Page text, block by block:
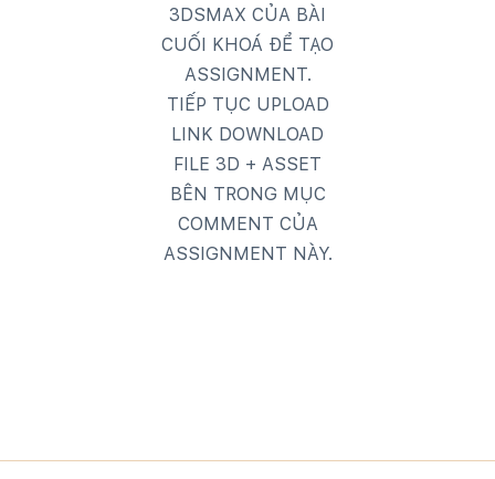
3DSMAX CỦA BÀI
CUỐI KHOÁ ĐỂ TẠO
ASSIGNMENT.
TIẾP TỤC UPLOAD
LINK DOWNLOAD
FILE 3D + ASSET
BÊN TRONG MỤC
COMMENT CỦA
ASSIGNMENT NÀY.